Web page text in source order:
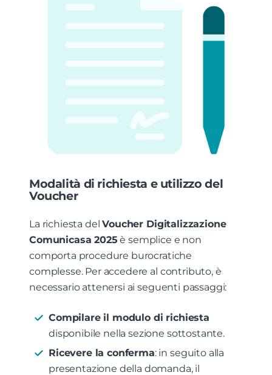
Modalità di richiesta e utilizzo del
Voucher
La richiesta delVoucher Digitalizzazione
Comunicasa 2025 è semplice e non
comporta procedure burocratiche
complesse. Per accedere al contributo, è
necessario attenersi ai seguenti passaggi:
Compilare il modulo di richiesta
disponibile nella sezione sottostante.
Ricevere la conferma: in seguito alla
presentazione della domanda, il